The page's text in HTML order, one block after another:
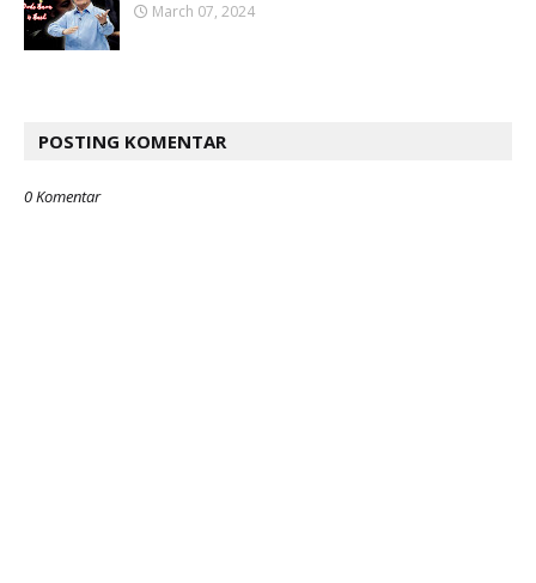
March 07, 2024
POSTING KOMENTAR
0 Komentar